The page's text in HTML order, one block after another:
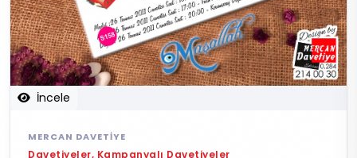
İncele
MERCAN DAVETIYE
Davetiyeler, Kampanyalı Davetiyeler